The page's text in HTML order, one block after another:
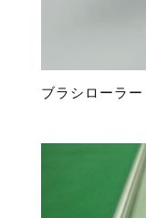
ブラシローラー